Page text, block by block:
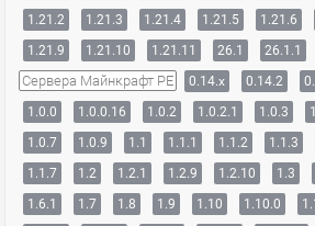
1.21.2
1.21.3 1.21.4 1.21.5 1.21.6
1.21.9
1.21.10 1.21.11 26.1 26.1.1
Сервера Майнкрафт PE 0.14.x 0.14.2
1.0.0
1.0.0.16 1.0.2 1.0.2.1 1.0.3
1.0.7
1.0.9 1.1 1.1.1 1.1.2 1.1.3
1.1.7
1.2 1.2.1 1.2.9 1.2.10 1.3
1.6.1
1.7 1.8 1.9 1.10 1.10.0